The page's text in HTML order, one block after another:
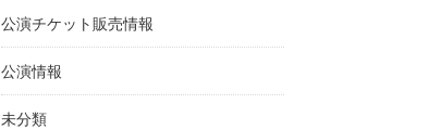
公演チケット販売情報
公演情報
未分類